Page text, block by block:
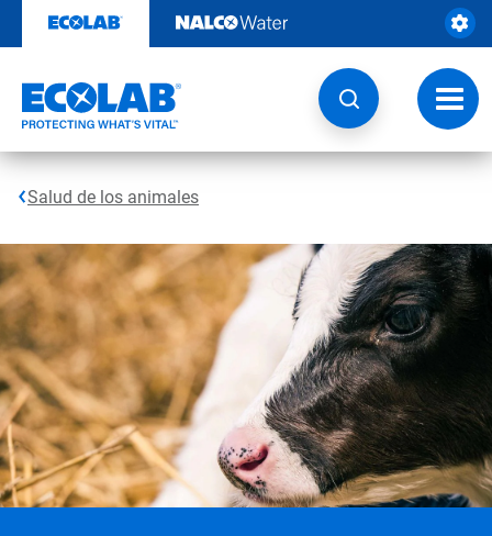
contenido
Botón
de
Salud de los animales